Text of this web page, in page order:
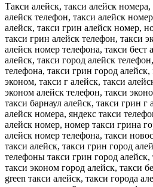
Такси алейск, такси алейск
алейск телефон, такси алейск
алейск, такси грин алейск номер,
такси грин алейск телефон, такси
алейск номер телефона, такси бест
алейск, такси город алейск
телефона, такси грин город
эконом, такси г алейск, такси
эконом алейск телефон, такси
такси барнаул алейск, такси грин г
алейск номера, яндекс такси
алейск номер, номер такси грина
алейск номер телефона, такси
такси алейск, такси грин город
телефоны такси грин город алейск,
такси эконом город алейск, такси
green такси алейск, такси города